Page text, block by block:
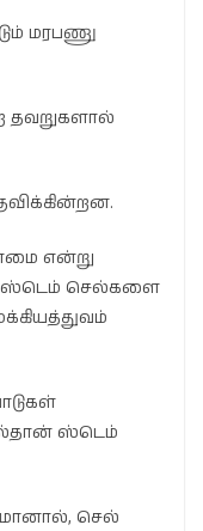
மரபணு
தவறுகளால்
என்று
ஸ்டெம் செல்களை
ஸ்டெம்
செல்